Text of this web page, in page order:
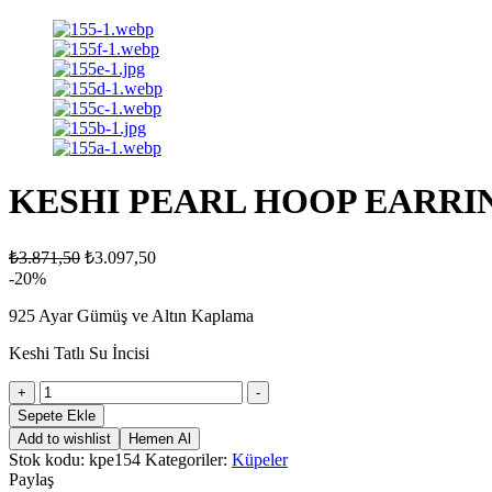
KESHI PEARL HOOP
₺3.871,50 ₺3.097,50
-20%
925 Ayar Gümüş ve Altın Kaplama
Keshi Tatlı Su İncisi
+
KESHI
PEARL
HOOP
EARRINGS
adet
-
Sepete Ekle
Add to wishlist
Hemen Al
Stok kodu: kpe154 Kategoriler: Küpeler
Paylaş